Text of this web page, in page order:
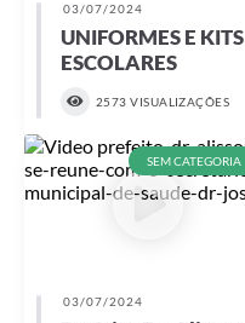
03/07/2024
UNIFORMES E KITS
ESCOLARES
2573 VISUALIZAÇÕES
SEM CATEGORIA
03/07/2024